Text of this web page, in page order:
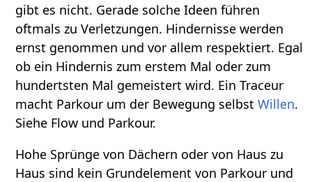
gibt es nicht. Gerade solche Ideen führen
oftmals zu Verletzungen. Hindernisse werden
ernst genommen und vor allem respektiert. Egal
ob ein Hindernis zum erstem Mal oder zum
hundertsten Mal gemeistert wird. Ein Traceur
macht Parkour um der Bewegung selbstWillen.
Siehe Flow und Parkour.
Hohe Sprünge von Dächern oder von Haus zu
Haus sind kein Grundelement von Parkour und